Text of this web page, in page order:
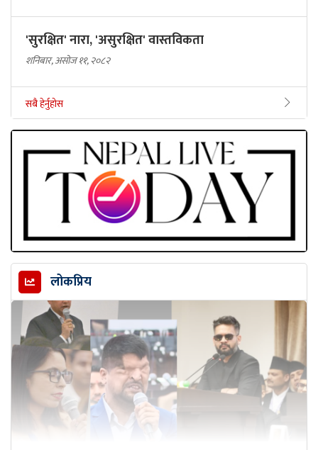
'सुरक्षित' नारा, 'असुरक्षित' वास्तविकता
शनिबार, असोज ११, २०८२
सबै हेर्नुहोस
लोकप्रिय